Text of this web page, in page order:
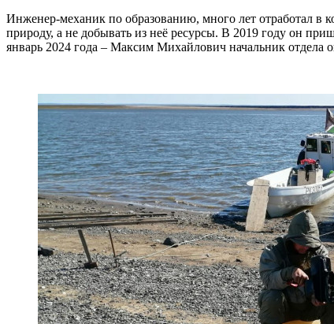
Инженер-механик по образованию, много лет отработал в
природу, а не добывать из неё ресурсы. В 2019 году он
январь 2024 года – Максим Михайлович начальник